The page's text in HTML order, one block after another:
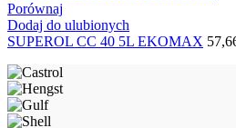
Porównaj
Dodaj do ulubionych
SUPEROL CC 40 5L EKOMAX